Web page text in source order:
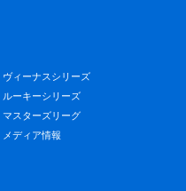
ヴィーナスシリーズ
ルーキーシリーズ
マスターズリーグ
メディア情報